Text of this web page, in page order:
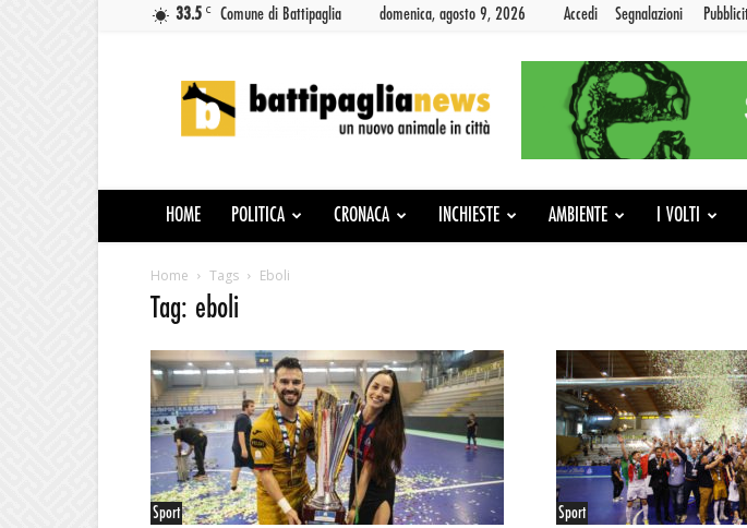
33.5 C Comune di Battipaglia domenica, agosto 9, 2026 Accedi Segnalazioni
News
HOME POLITICA CRONACA INCHIESTE AMBIENTE I VOLTI
Home Tags Eboli
Tag: eboli
Sport Sport